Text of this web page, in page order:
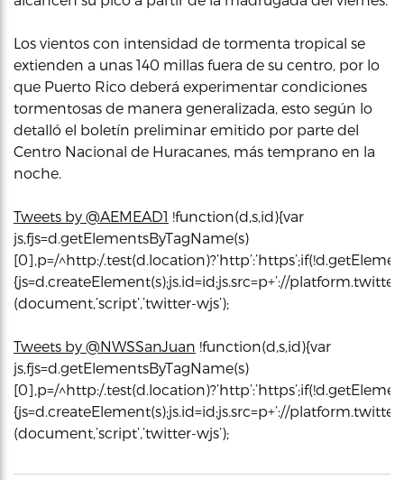
Los vientos con intensidad de tormenta tropical se
extienden a unas 140 millas fuera de su centro, por lo
que Puerto Rico deberá experimentar condiciones
tormentosas de manera generalizada, esto según lo
detalló el boletín preliminar emitido por parte del
Centro Nacional de Huracanes, más temprano en la
noche.
Tweets by @AEMEAD1 !function(d,s,id){var
js,fjs=d.getElementsByTagName(s)
[0],p=/^http:/
{js=d.createElement(s);js.id=id;js.src=p+’://
(document,’script’,’twitter-wjs’);
Tweets by @NWSSanJuan !function(d,s,id){var
js,fjs=d.getElementsByTagName(s)
[0],p=/^http:/
{js=d.createElement(s);js.id=id;js.src=p+’://
(document,’script’,’twitter-wjs’);